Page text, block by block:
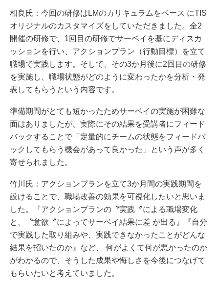
相良氏：今回の研修はLMのカリキュラムをベース にTIS
オリジナルのカスタマイズをしていただきました。全2
開催の研修で、1回目の研修でサーベイを基にディスカ
ッションを行い、アクションプラン（行動目標）を立て
職場で実践します。そして、その3か月後に2回目の研修
を実施し、職場状態がどのように変わったかを分析・発
表してもらうという内容です。
準備期間がとても短かったためサーベイの実施が困難な
面はありましたが、実際にその結果を受講者にフィード
バックすることで「定量的にチームの状態をフィードバ
ックしてもらう機会があって良かった」という声が多く
寄せられました。
竹川氏：アクションプランを立て3か月間の実践期間を
設けることで、職場改善の効果を可視化したいと思いま
した。『アクションプランの〝実践〞による職場変化
と、〝意欲〞によってサーベイ結果に差 が出る』『自分
で実践した取り組みや、実践できなかったことがどんな
結果を招いたのか』など、 何がよくて何が悪かったのか
がわかるので、そうした成果や悔しさを今後につなげて
もらいたいと考えていました。